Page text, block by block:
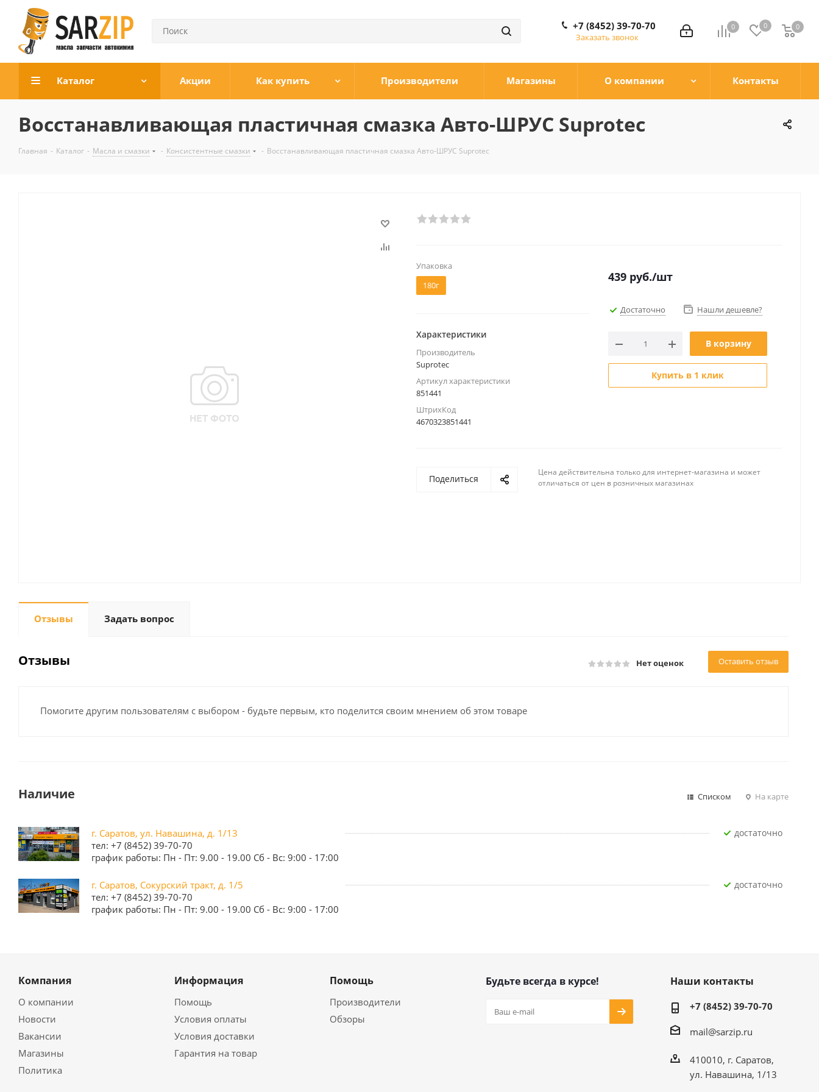
0 0 0
0
+7 (8452) 39-70-70
Заказать звонок
Каталог Акции Как купить Производители Магазины О компании Контакты
Восстанавливающая пластичная смазка Авто-ШРУС Suprotec
Главная - Каталог - Масла и смазки - Консистентные смазки - Восстанавливающая пластичная смазка Авто-ШРУС Suprotec
Упаковка
180г
Характеристики
Производитель
Suprotec
Артикул характеристики
851441
ШтрихКод
4670323851441
439 руб./шт
Достаточно Нашли дешевле?
В корзину
Купить в 1 клик
Поделиться
Цена действительна только для интернет-магазина и может
отличаться от цен в розничных магазинах
Отзывы Задать вопрос
Отзывы Нет оценок Оставить отзыв
Помогите другим пользователям с выбором - будьте первым, кто поделится своим мнением об этом товаре
Наличие Списком На карте
г. Саратов, ул. Навашина, д. 1/13
тел: +7 (8452) 39-70-70
график работы: Пн - Пт: 9.00 - 19.00 Сб - Вс: 9:00 - 17:00
Достаточно
г. Саратов, Сокурский тракт, д. 1/5
тел: +7 (8452) 39-70-70
график работы: Пн - Пт: 9.00 - 19.00 Сб - Вс: 9:00 - 17:00
Достаточно
Компания
О компании
Новости
Вакансии
Магазины
Политика
Информация
Помощь
Условия оплаты
Условия доставки
Гарантия на товар
Помощь
Производители
Обзоры
Будьте всегда в курсе! Наши контакты
+7 (8452) 39-70-70
mail@sarzip.ru
410010, г. Саратов,
ул. Навашина, 1/13